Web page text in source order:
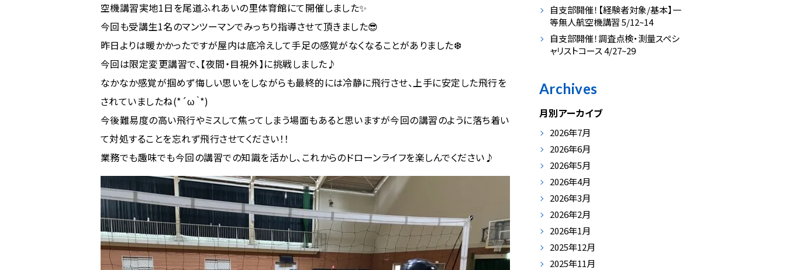
空機講習実地1日を尾道ふれあいの里体育館にて開催しました✨
今回も受講生1名のマンツーマンでみっちり指導させて頂きました😎
昨日よりは暖かかったですが屋内は底冷えして手足の感覚がなくなることがありました❆
今回は限定変更講習で、【夜間・目視外】に挑戦しました♪
なかなか感覚が掴めず悔しい思いをしながらも最終的には冷静に飛行させ、上手に安定した飛行を
されていましたね(*´ω｀*)
今後難易度の高い飛行やミスして焦ってしまう場面もあると思いますが今回の講習のように落ち着い
て対処することを忘れず飛行させてください！！
業務でも趣味でも今回の講習での知識を活かし、これからのドローンライフを楽しんでください♪
自支部開催！【経験者対象/基本】一
等無人航空機講習 5/12~14
自支部開催！調査点検・測量スペシ
ャリストコース 4/27~29
Archives
月別アーカイブ
2026年7月
2026年6月
2026年5月
2026年4月
2026年3月
2026年2月
2026年1月
2025年12月
2025年11月